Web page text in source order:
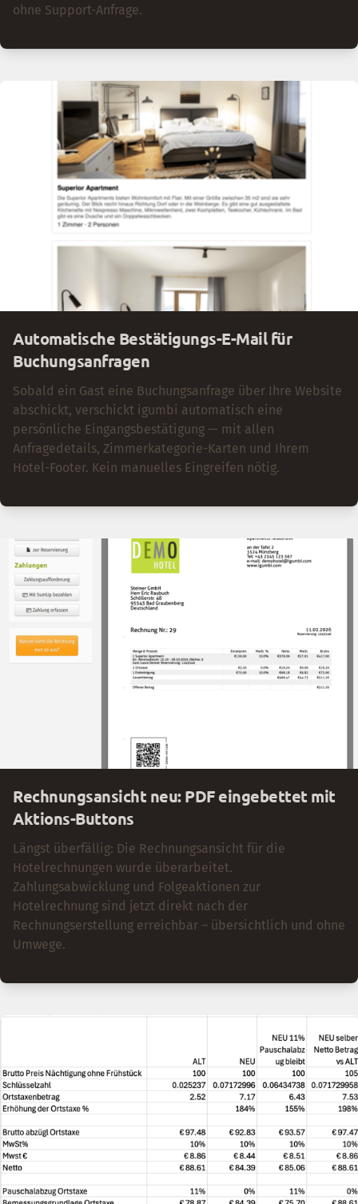
ohne Support-Anfrage.
Automatische Bestätigungs-E-Mail für
Buchungsanfragen
Sobald ein Gast eine Buchungsanfrage über Ihre Website
abschickt, verschickt igumbi automatisch eine
persönliche Eingangsbestätigung — mit allen
Anfragedetails, Zimmerkategorie-Karten und Ihrem
Hotel-Footer. Kein manuelles Eingreifen nötig.
Rechnungsansicht neu: PDF eingebettet mit
Aktions-Buttons
Längst überfällig: Die Rechnungsansicht für die
Hotelrechnungen wurde überarbeitet.
Zahlungsabwicklung und Folgeaktionen zur
Hotelrechnung sind jetzt direkt nach der
Rechnungserstellung erreichbar – übersichtlich und ohne
Umwege.